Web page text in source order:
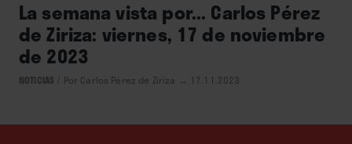
La semana vista por... Carlos Pérez
de Ziriza: viernes, 17 de noviembre
de 2023
NOTICIAS Por Carlos Pérez de Ziriza → 17.11.2023